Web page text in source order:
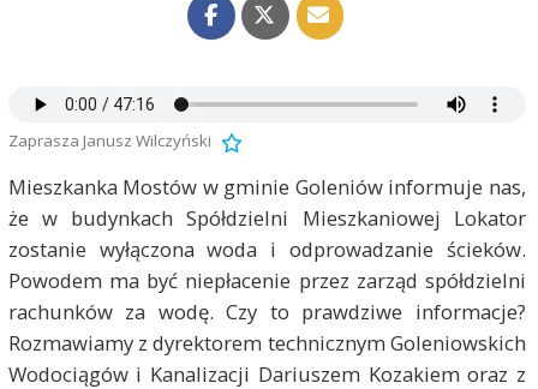
Zaprasza Janusz Wilczyński
Mieszkanka Mostów w gminie Goleniów informuje nas,
że w budynkach Spółdzielni Mieszkaniowej Lokator
zostanie wyłączona woda i odprowadzanie ścieków.
Powodem ma być niepłacenie przez zarząd spółdzielni
rachunków za wodę. Czy to prawdziwe informacje?
Rozmawiamy z dyrektorem technicznym Goleniowskich
Wodociągów i Kanalizacji Dariuszem Kozakiem oraz z